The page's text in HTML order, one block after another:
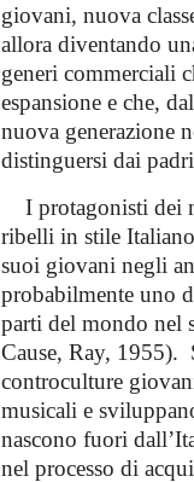
giovani, nuova
allora diventando
generi commerciali
espansione e che,
nuova generazione
distinguersi dai
I protagonisti dei
ribelli in stile
suoi giovani negli
probabilmente uno
parti del mondo nel
Cause, Ray, 1955).
controculture
musicali e
nascono fuori
nel processo di